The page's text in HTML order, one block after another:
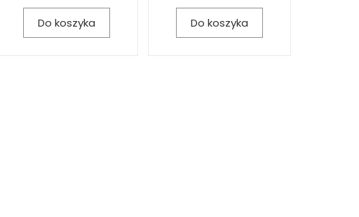
Do koszyka Do koszyka